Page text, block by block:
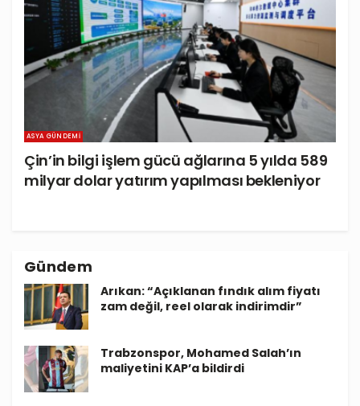
ASYA GÜNDEMI
Çin’in bilgi işlem gücü ağlarına 5 yılda 589
milyar dolar yatırım yapılması bekleniyor
Gündem
Arıkan: “Açıklanan fındık alım fiyatı
zam değil, reel olarak indirimdir”
Trabzonspor, Mohamed Salah’ın
maliyetini KAP’a bildirdi